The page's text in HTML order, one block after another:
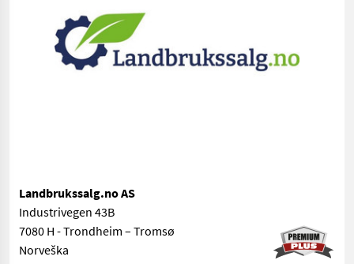
Landbrukssalg.no AS
Industrivegen 43B
7080 H - Trondheim – Tromsø
Norveška